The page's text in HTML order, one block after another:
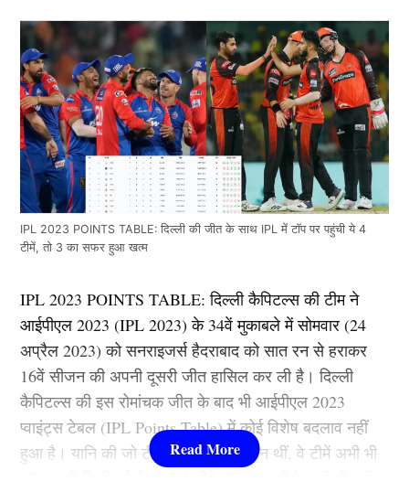
IPL 2023 POINTS TABLE: दिल्ली की जीत के साथ IPL में टॉप पर पहुंची ये 4
टीमें, तो 3 का सफर हुआ खत्म
IPL 2023 POINTS TABLE: दिल्ली कैपिटल्स की टीम ने
आईपीएल 2023 (IPL 2023) के 34वें मुकाबले में सोमवार (24
अप्रैल 2023) को सनराइजर्स हैदराबाद को सात रन से हराकर
16वें सीजन की अपनी दूसरी जीत हासिल कर ली है। दिल्ली
कैपिटल्स की इस रोमांचक जीत के बाद भी आईपीएल 2023
प्वाइंट्स टेबल (IPL Points Table) में कोई विशेष बदलाव नहीं
हुआ है। यानि की जो टीमें टॉप पर विराजमान थीं, वे टीमें अभी भी